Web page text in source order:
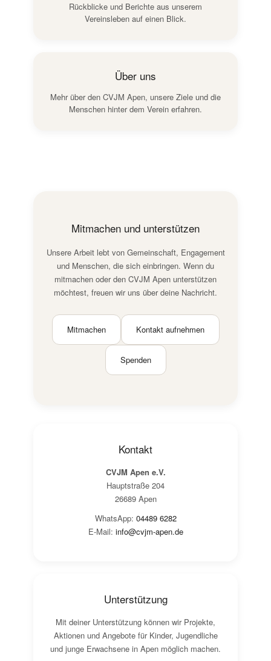
Rückblicke und Berichte aus unserem
Vereinsleben auf einen Blick.
Über uns
Mehr über den CVJM Apen, unsere Ziele und die
Menschen hinter dem Verein erfahren.
Mitmachen und unterstützen
Unsere Arbeit lebt von Gemeinschaft, Engagement
und Menschen, die sich einbringen. Wenn du
mitmachen oder den CVJM Apen unterstützen
möchtest, freuen wir uns über deine Nachricht.
Mitmachen Kontakt aufnehmen
Spenden
Kontakt
CVJM Apen e.V.
Hauptstraße 204
26689 Apen
WhatsApp: 04489 6282
E-Mail: info@cvjm-apen.de
Unterstützung
Mit deiner Unterstützung können wir Projekte,
Aktionen und Angebote für Kinder, Jugendliche
und junge Erwachsene in Apen möglich machen.